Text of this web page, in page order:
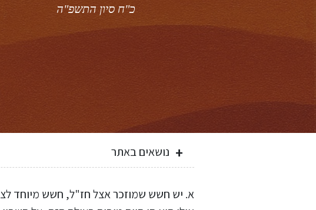
כ"ח סיון התשפ"ה
נושאים באתר
א. יש חשש שמוזכר אצל חז"ל, חשש מיוחד